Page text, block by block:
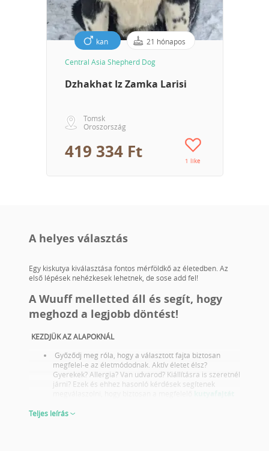
kan 21 hónapos
Central Asia Shepherd Dog
Dzhakhat Iz Zamka Larisi
Tomsk
Oroszország
419 334 Ft 1 like
A helyes választás
Egy kiskutya kiválasztása fontos mérföldkő az életedben. Az
első lépések nehézkesek lehetnek, de sose add fel!
A Wuuff melletted áll és segít, hogy
meghozd a legjobb döntést!
KEZDJÜK AZ ALAPOKNÁL
Győződj meg róla, hogy a választott fajta biztosan
megfelel-e az életmódodnak. Aktív életet élsz?
Gyerekek? Allergia? Van udvarod? Kiállításra is szeretnél
járni? Ezek és ehhez hasonló kérdések segítenek
Tájékozódj a választott fajta egészségügyi problémáiról
Teljes leírás